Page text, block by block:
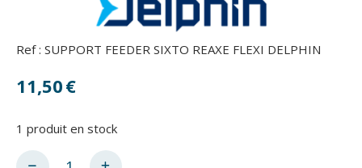
Ref : SUPPORT FEEDER SIXTO REAXE FLEXI DELPHIN
11,50€
1 produit en stock